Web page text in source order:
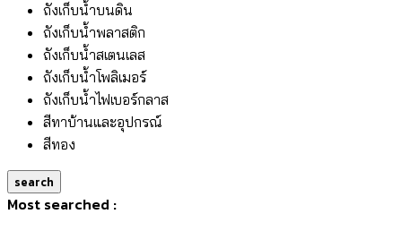
ถังเก็บน้ำบนดิน
ถังเก็บน้ำพลาสติก
ถังเก็บน้ำสเตนเลส
ถังเก็บน้ำโพลิเมอร์
ถังเก็บน้ำไฟเบอร์กลาส
สีทาบ้านและอุปกรณ์
สีทอง
search
Most searched :